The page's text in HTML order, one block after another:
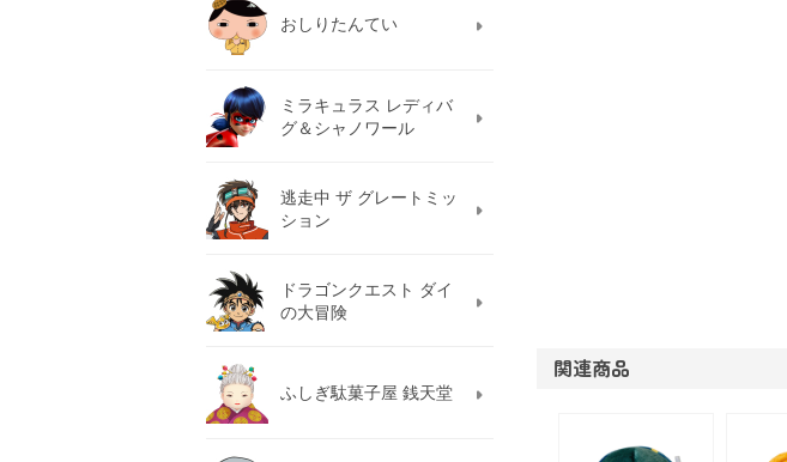
関連商品
おしりたんてい
ミラキュラス レディバ
グ＆シャノワール
逃走中 ザ グレートミッ
ション
ドラゴンクエスト ダイ
の大冒険
ふしぎ駄菓子屋 銭天堂